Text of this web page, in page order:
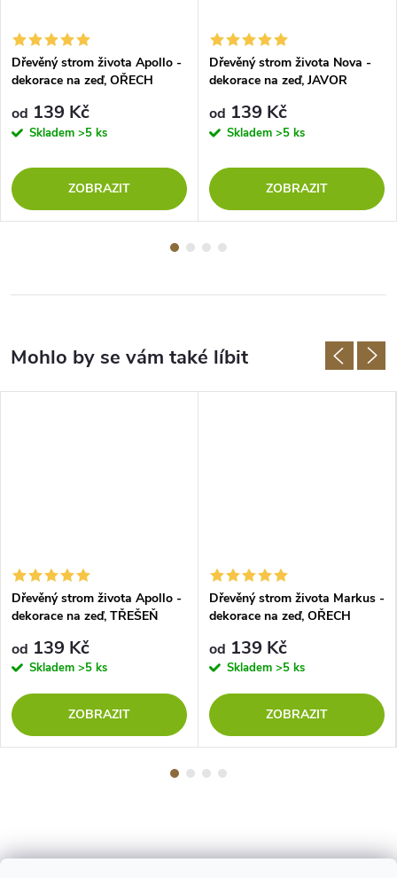
Dřevěný strom života Apollo -
dekorace na zeď, OŘECH
od 139 Kč
Skladem >5 ks
ZOBRAZIT
Dřevěný strom života Nova -
dekorace na zeď, JAVOR
od 139 Kč
Skladem >5 ks
ZOBRAZIT
Dřevěný strom života Apollo -
dekorace na zeď, TŘEŠEŇ
od 139 Kč
Skladem >5 ks
ZOBRAZIT
Dřevěný strom života Markus -
dekorace na zeď, OŘECH
od 139 Kč
Skladem >5 ks
ZOBRAZIT